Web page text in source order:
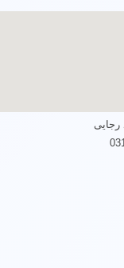
رجایی